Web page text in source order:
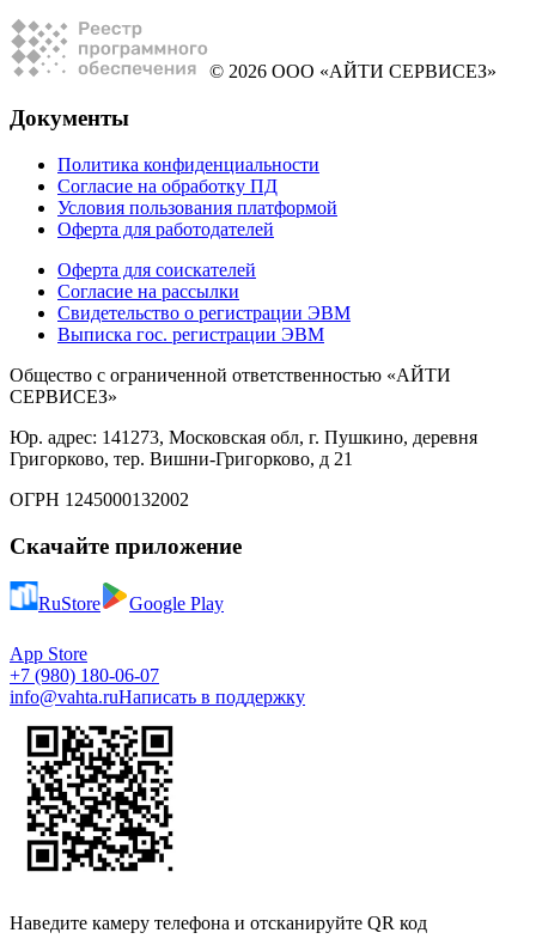
© 2026 ООО «АЙТИ СЕРВИСЕЗ»
Документы
Политика конфиденциальности
Согласие на обработку ПД
Условия пользования платформой
Оферта для работодателей
Оферта для соискателей
Согласие на рассылки
Свидетельство о регистрации ЭВМ
Выписка гос. регистрации ЭВМ
Общество с ограниченной ответственностью «АЙТИ
СЕРВИСЕЗ»
Юр. адрес: 141273, Московская обл, г. Пушкино, деревня
Григорково, тер. Вишни-Григорково, д 21
ОГРН 1245000132002
Скачайте приложение
RuStore Google Play
App Store
+7 (980) 180-06-07
info@vahta.ruНаписать в поддержку
Наведите камеру телефона и отсканируйте QR код